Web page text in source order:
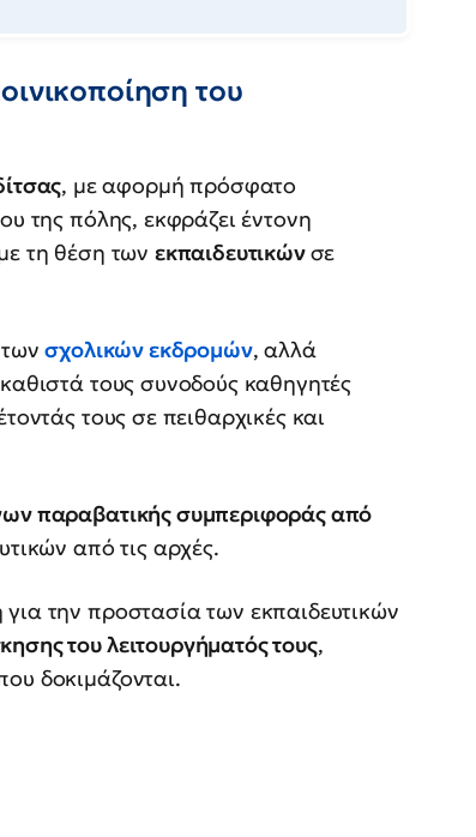
του
, με αφορμή πρόσφατο
της πόλης, εκφράζει έντονη
τη θέση των εκπαιδευτικώνσε
τωνσχολικών εκδρομών, αλλά
τους συνοδούς καθηγητές
τους σε πειθαρχικές και
παραβατικής συμπεριφοράς από
από τις αρχές.
την προστασία των εκπαιδευτικών
του λειτουργήματός τους,
δοκιμάζονται.